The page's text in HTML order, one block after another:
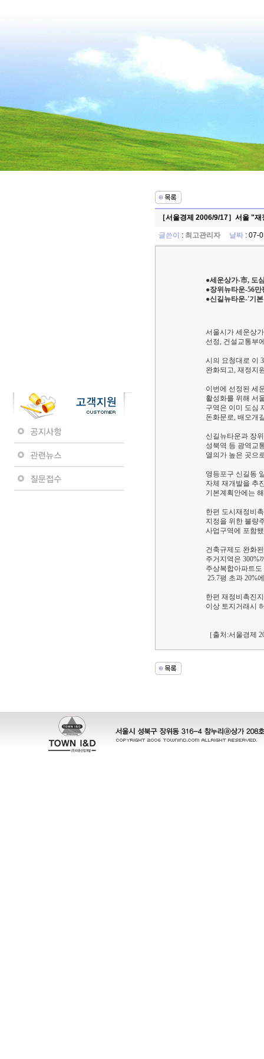
［서울경제 2006/9/17］서울 "
글쓴이 : 최고관리자 날짜 : 07-
●세운상가-市, 도
●장위뉴타운-56
●신길뉴타운-'기
서울시가 세운상
선정, 건설교통부
시의 요청대로 이
완화되고, 재정지
이번에 선정된 세
활성화를 위해 서
구역은 이미 도심
돈화문로, 배오개
신길뉴타운과 장
성북역 등 광역교
열의가 높은 곳으
영등포구 신길동
자체 재개발을 추
기본계획안에는
한편 도시재정비
지정을 위한 불량
사업구역에 포함
건축규제도 완화
주거지역은 300%
주상복합아파트도
25.7평 초과 20%
한편 재정비촉진
이상 토지거래시
［출처:서울경제